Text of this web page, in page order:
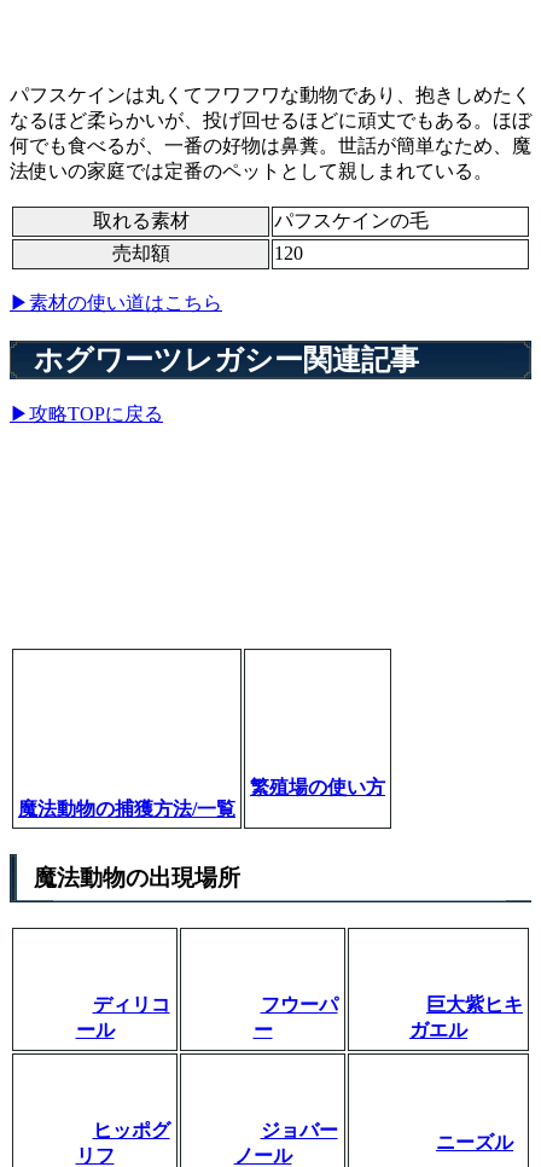
パフスケインは丸くてフワフワな動物であり、抱きしめたく
なるほど柔らかいが、投げ回せるほどに頑丈でもある。ほぼ
何でも食べるが、一番の好物は鼻糞。世話が簡単なため、魔
法使いの家庭では定番のペットとして親しまれている。
取れる素材
パフスケインの毛
売却額
120
▶素材の使い道はこちら
ホグワーツレガシー関連記事
▶攻略TOPに戻る
魔法動物の捕獲方法/一覧
繁殖場の使い方
魔法動物の出現場所
ディリコ
ール
フウーパ
ー
巨大紫ヒキ
ガエル
ヒッポグ
リフ
ジョバー
ノール
ニーズル